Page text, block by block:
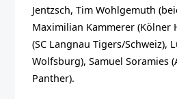
Jentzsch, Tim Wohlgemuth
Maximilian Kammerer (Kölner
(SC Langnau Tigers/Schweiz),
Wolfsburg), Samuel Soramies
Panther).